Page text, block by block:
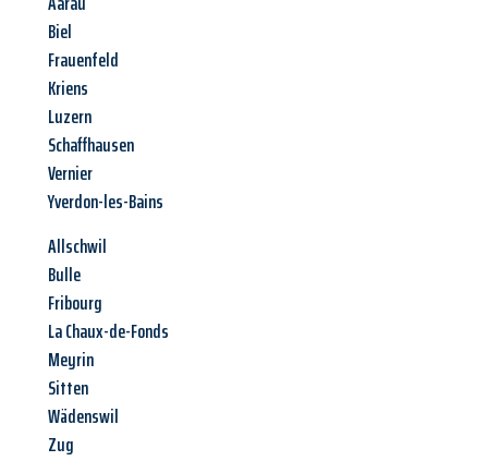
Biel
Frauenfeld
Kriens
Luzern
Schaffhausen
Vernier
Yverdon-les-Bains
Allschwil
Bulle
Fribourg
La Chaux-de-Fonds
Meyrin
Sitten
Wädenswil
Zug